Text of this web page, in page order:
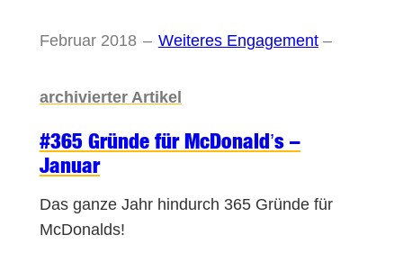
Februar 2018 – Weiteres Engagement–
archivierter Artikel
#365 Gründe für McDonald’s –
Januar
Das ganze Jahr hindurch 365 Gründe für
McDonalds!